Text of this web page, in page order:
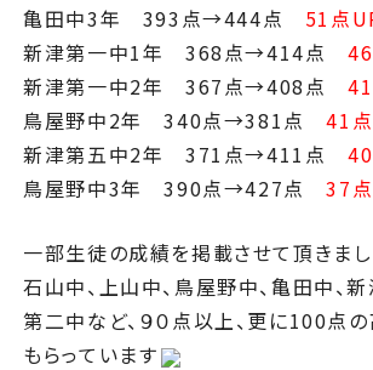
亀田中3年 393点→444点 51点
新津第一中1年 368点→414点
新津第一中2年 367点→408点
鳥屋野中2年 340点→381点41
新津第五中2年 371点→411点
鳥屋野中3年 390点→427点37
一部生徒の成績を掲載させて頂きまし
石山中、上山中、鳥屋野中、亀田中、
第二中など、９０点以上、更に100点
もらっています